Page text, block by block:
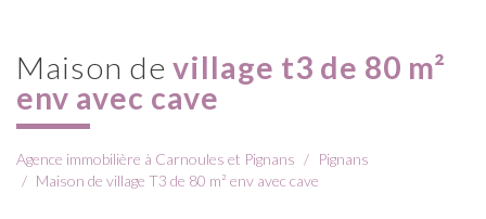
maison de village t3 de 80 m²
env avec cave
Agence immobilière à Carnoules et Pignans
Pignans
Maison de village T3 de 80 m² env avec cave